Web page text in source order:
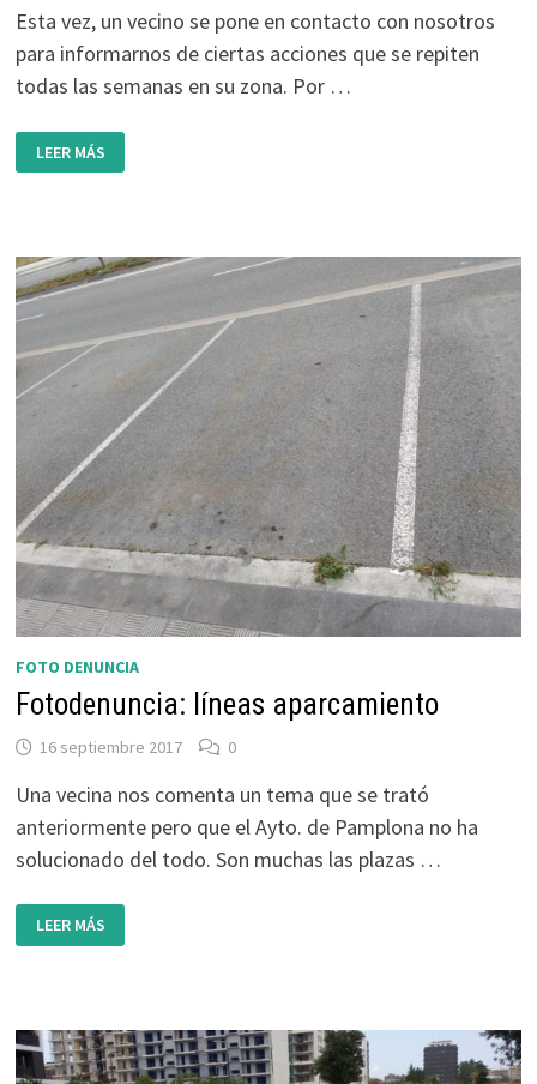
Esta vez, un vecino se pone en contacto con nosotros
para informarnos de ciertas acciones que se repiten
todas las semanas en su zona. Por …
FOTODENUNCIA:
ACCESO
GARAJE
CONTENEDORES
LEER MÁS
FOTO DENUNCIA
Fotodenuncia: líneas aparcamiento
16 septiembre 2017 0
Una vecina nos comenta un tema que se trató
anteriormente pero que el Ayto. de Pamplona no ha
solucionado del todo. Son muchas las plazas …
FOTODENUNCIA:
LÍNEAS
APARCAMIENTO
LEER MÁS